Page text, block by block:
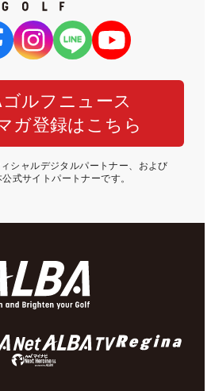
ルフニュース
ガ登録はこちら
シャルデジタルパートナー、および
式サイトパートナーです。